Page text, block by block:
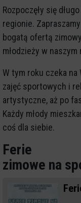
Rozpoczęły się
regionie.
bogatą ofertą
młodzieży w naszym
W tym roku czeka
zajęć sportowych i
artystyczne, aż po
Każdy młody
coś dla siebie.
Ferie
zimowe na